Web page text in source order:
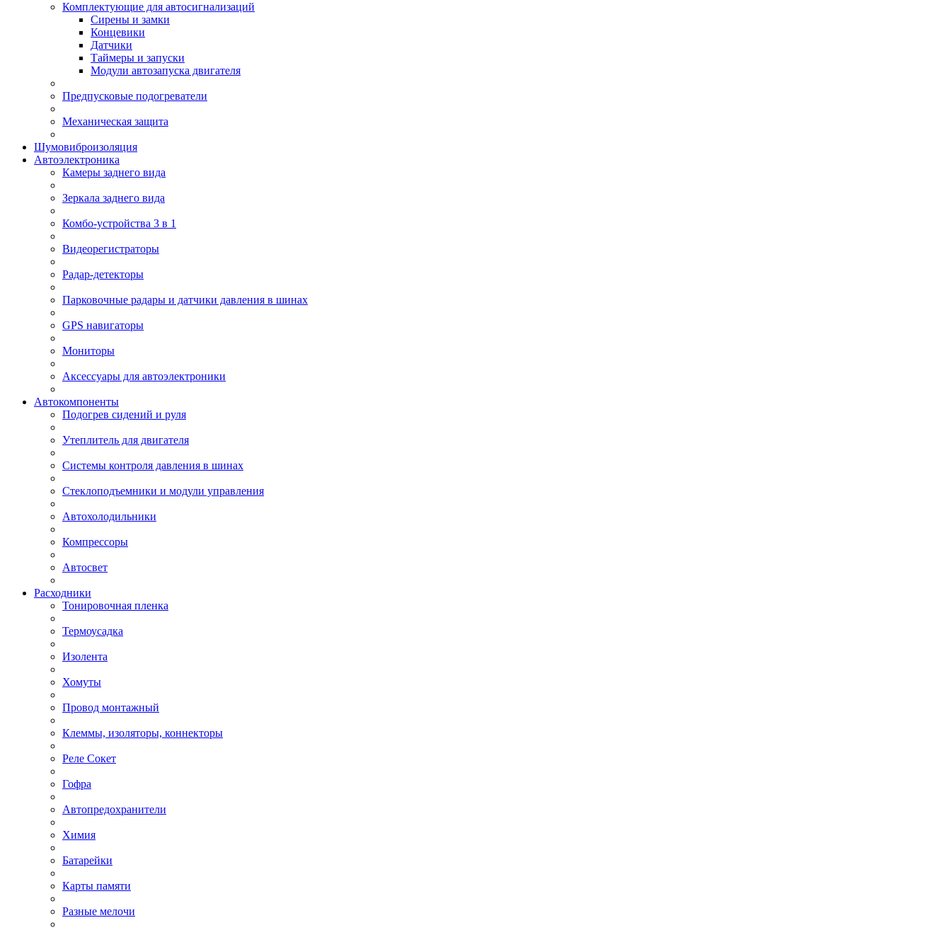
Комплектующие для автосигнализаций
Сирены и замки
Концевики
Датчики
Таймеры и запуски
Модули автозапуска двигателя
Предпусковые подогреватели
Механическая защита
Шумовиброизоляция
Автоэлектроника
Камеры заднего вида
Зеркала заднего вида
Комбо-устройства 3 в 1
Видеорегистраторы
Радар-детекторы
Парковочные радары и датчики давления в шинах
GPS навигаторы
Мониторы
Аксессуары для автоэлектроники
Автокомпоненты
Подогрев сидений и руля
Утеплитель для двигателя
Системы контроля давления в шинах
Стеклоподъемники и модули управления
Автохолодильники
Компрессоры
Автосвет
Расходники
Тонировочная пленка
Термоусадка
Изолента
Хомуты
Провод монтажный
Клеммы, изоляторы, коннекторы
Реле Сокет
Гофра
Автопредохранители
Химия
Батарейки
Карты памяти
Разные мелочи